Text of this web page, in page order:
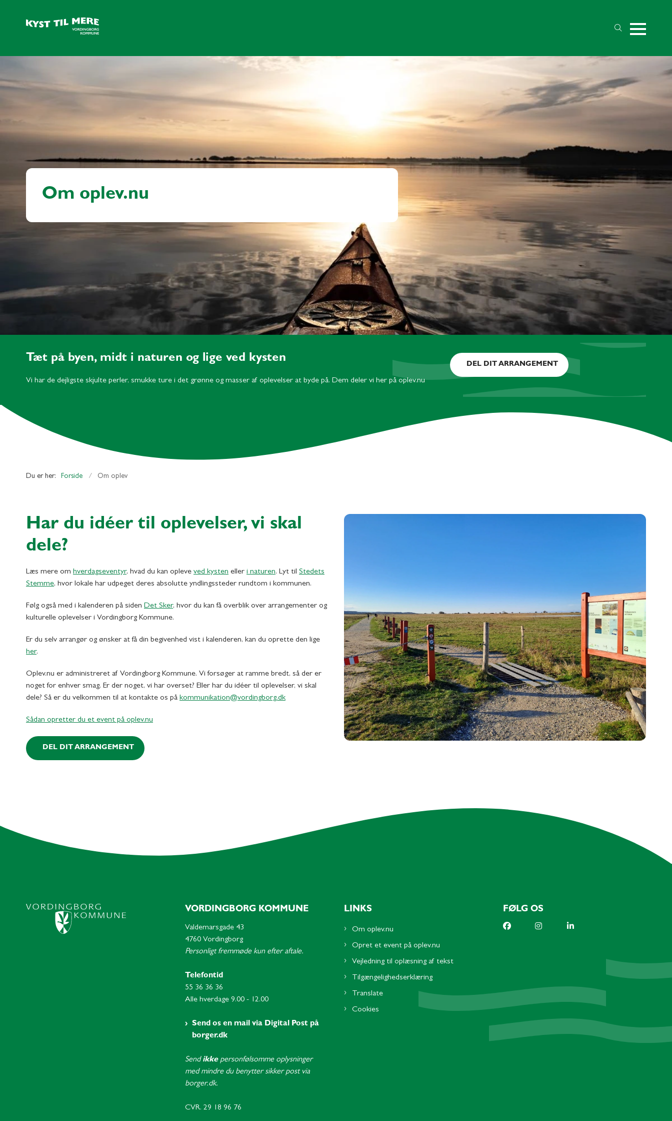
Om oplev.nu
Tæt på byen, midt i naturen og lige ved kysten
Vi har de dejligste skjulte perler, smukke ture i det grønne og masser af oplevelser at byde på. Dem deler vi her på oplev.nu
DEL DIT ARRANGEMENT
Du er her: Forside Om oplev
Har du idéer til oplevelser, vi skal
dele?
Læs mere om hverdagseventyr, hvad du kan opleve ved kysten eller i naturen. Lyt til Stedets
Stemme, hvor lokale har udpeget deres absolutte yndlingssteder rundtom i kommunen.
Følg også med i kalenderen på siden Det Sker, hvor du kan få overblik over arrangementer og
kulturelle oplevelser i Vordingborg Kommune.
Er du selv arrangør og ønsker at få din begivenhed vist i kalenderen, kan du oprette den lige
her.
Oplev.nu er administreret af Vordingborg Kommune. Vi forsøger at ramme bredt, så der er
noget for enhver smag. Er der noget, vi har overset? Eller har du idéer til oplevelser, vi skal
dele? Så er du velkommen til at kontakte os på kommunikation@vordingborg.dk
Sådan opretter du et event på oplev.nu
DEL DIT ARRANGEMENT
VORDINGBORG KOMMUNE
Valdemarsgade 43
4760 Vordingborg
Personligt fremmøde kun efter aftale.
Telefontid
55 36 36 36
Alle hverdage 9.00 - 12.00
Send os en mail via Digital Post på
borger.dk
Send ikke personfølsomme oplysninger
med mindre du benytter sikker post via
borger.dk.
CVR. 29 18 96 76
LINKS
Om oplev.nu
Opret et event på oplev.nu
Vejledning til oplæsning af tekst
Tilgængelighedserklæring
Translate
Cookies
FØLG OS